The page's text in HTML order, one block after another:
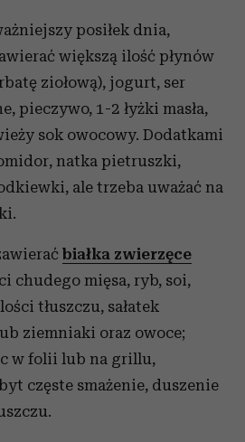
posiłek dnia,
większą ilość płynów
ziołową), jogurt, ser
pieczywo, 1-2 łyżki masła,
sok owocowy. Dodatkami
natka pietruszki,
ale trzeba uważać na
białka zwierzęce
chudego mięsa, ryb, soi,
tłuszczu, sałatek
ziemniaki oraz owoce;
w folii lub na grillu,
częste smażenie, duszenie